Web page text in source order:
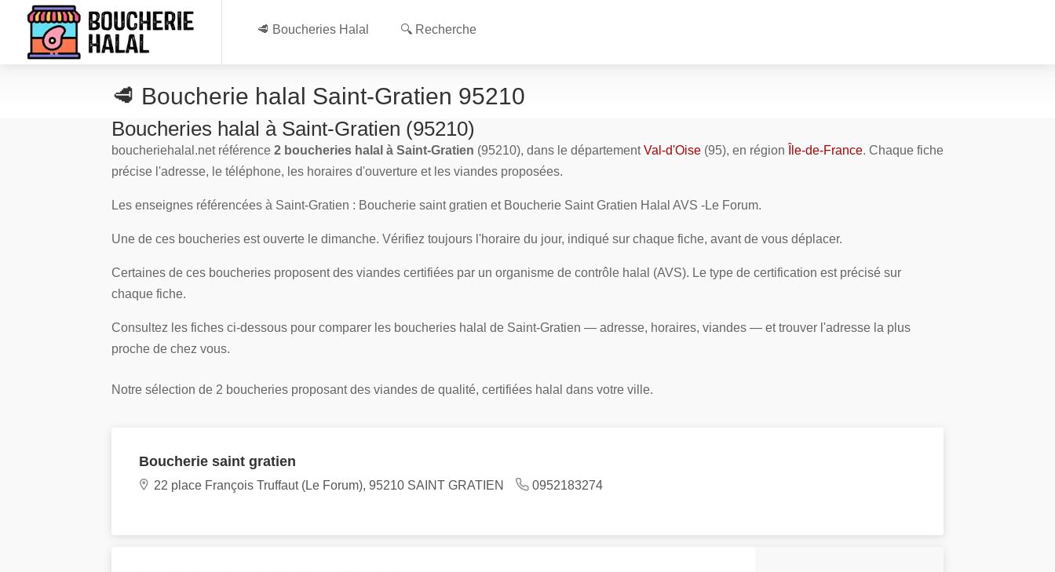
🥩 Boucheries Halal 🔍 Recherche
🥩 Boucherie halal Saint-Gratien 95210
Boucheries halal à Saint-Gratien (95210)
boucheriehalal.net référence 2 boucheries halal à Saint-Gratien (95210), dans le départementVal-d'Oise (95), en région Île-de-France. Chaque fiche
précise l'adresse, le téléphone, les horaires d'ouverture et les viandes proposées.
Les enseignes référencées à Saint-Gratien : Boucherie saint gratien et Boucherie Saint Gratien Halal AVS -Le Forum.
Une de ces boucheries est ouverte le dimanche. Vérifiez toujours l'horaire du jour, indiqué sur chaque fiche, avant de vous déplacer.
Certaines de ces boucheries proposent des viandes certifiées par un organisme de contrôle halal (AVS). Le type de certification est précisé sur
chaque fiche.
Consultez les fiches ci-dessous pour comparer les boucheries halal de Saint-Gratien — adresse, horaires, viandes — et trouver l'adresse la plus
proche de chez vous.
Notre sélection de 2 boucheries proposant des viandes de qualité, certifiées halal dans votre ville.
Boucherie saint gratien
22 place François Truffaut (Le Forum), 95210 SAINT GRATIEN 0952183274